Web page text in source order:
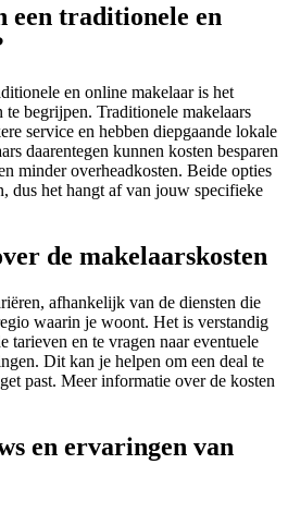
een traditionele en
en online makelaar is het
begrijpen. Traditionele makelaars
service en hebben diepgaande lokale
daarentegen kunnen kosten besparen
minder overheadkosten. Beide opties
dus het hangt af van jouw specifieke
de makelaarskosten
afhankelijk van de diensten die
waarin je woont. Het is verstandig
tarieven en te vragen naar eventuele
Dit kan je helpen om een deal te
past. Meer informatie over de kosten
en ervaringen van